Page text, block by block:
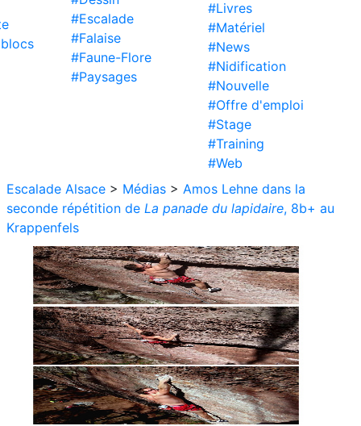
#Escalade
#Falaise
#Faune-Flore
#Paysages
#Livres
#Matériel
#News
#Nidification
#Nouvelle
#Offre d'emploi
#Stage
#Training
#Web
Escalade Alsace > Médias > Amos Lehne dans la
seconde répétition de La panade du lapidaire, 8b+ au
Krappenfels